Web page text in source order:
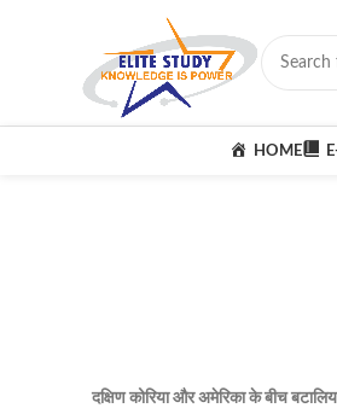
HOME
दक्षिण कोरिया और अमेरिका के बीच